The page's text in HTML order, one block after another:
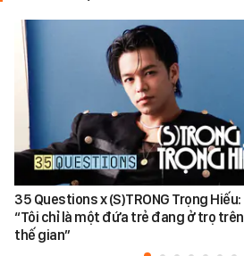
35 Questions x (S)TRONG Trọng Hiếu:
“Tôi chỉ là một đứa trẻ đang ở trọ trên
thế gian”